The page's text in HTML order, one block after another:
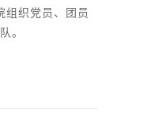
组织党员、团员
。